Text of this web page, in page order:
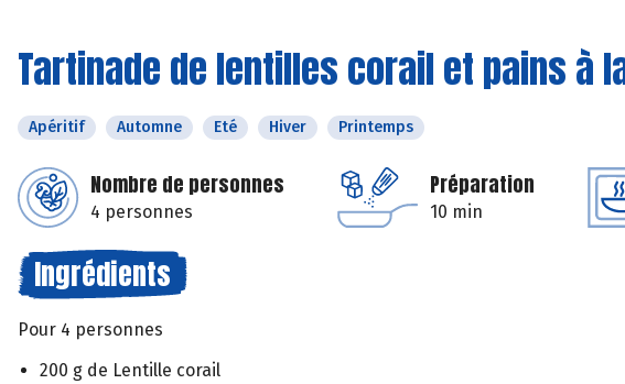
Tartinade de lentilles corail et pains à
Apéritif Automne Eté Hiver Printemps
Nombre de personnes
4 personnes
Préparation
10 min
Ingrédients
Pour 4 personnes
200 g de Lentille corail